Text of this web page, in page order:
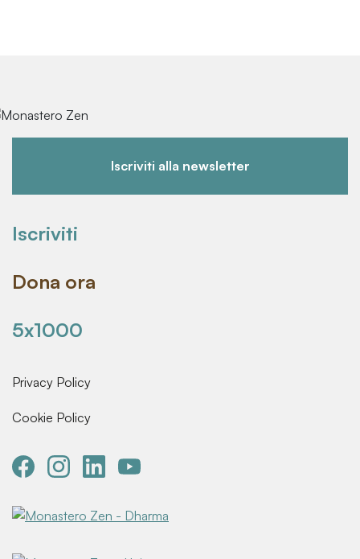
Iscriviti alla newsletter
Iscriviti
Dona ora
5x1000
Privacy Policy
Cookie Policy